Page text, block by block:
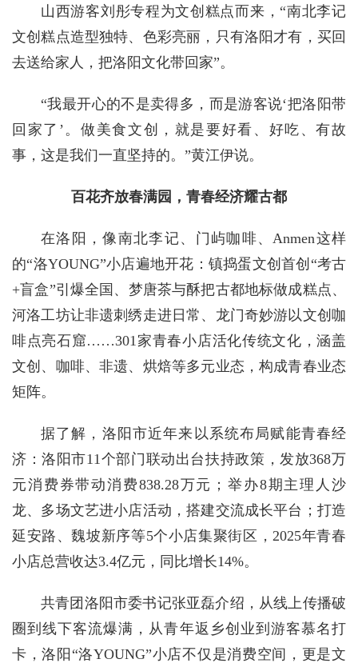
山西游客刘彤专程为文创糕点而来，“南北李记
文创糕点造型独特、色彩亮丽，只有洛阳才有，买回
去送给家人，把洛阳文化带回家”。
“我最开心的不是卖得多，而是游客说‘把洛阳带
回家了’。做美食文创，就是要好看、好吃、有故
事，这是我们一直坚持的。”黄江伊说。
百花齐放春满园，青春经济耀古都
在洛阳，像南北李记、门屿咖啡、Anmen这样
的“洛YOUNG”小店遍地开花：镇捣蛋文创首创“考古
+盲盒”引爆全国、梦唐茶与酥把古都地标做成糕点、
河洛工坊让非遗刺绣走进日常、龙门奇妙游以文创咖
啡点亮石窟……301家青春小店活化传统文化，涵盖
文创、咖啡、非遗、烘焙等多元业态，构成青春业态
矩阵。
据了解，洛阳市近年来以系统布局赋能青春经
济：洛阳市11个部门联动出台扶持政策，发放368万
元消费券带动消费838.28万元；举办8期主理人沙
龙、多场文艺进小店活动，搭建交流成长平台；打造
延安路、魏坡新序等5个小店集聚街区，2025年青春
小店总营收达3.4亿元，同比增长14%。
共青团洛阳市委书记张亚磊介绍，从线上传播破
圈到线下客流爆满，从青年返乡创业到游客慕名打
卡，洛阳“洛YOUNG”小店不仅是消费空间，更是文